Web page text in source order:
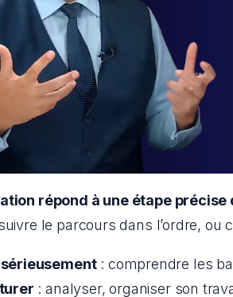
répond à une étape
le parcours dans l’ordre,
: comprendre les
: analyser, organiser son